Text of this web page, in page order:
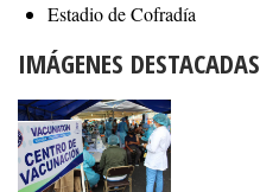
Estadio de Cofradía
IMÁGENES DESTACADAS